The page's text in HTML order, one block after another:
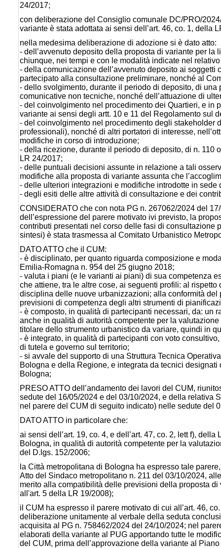
24/2017;
con deliberazione del Consiglio comunale DC/PRO/
variante è stata adottata ai sensi dell’art. 46, co. 1, della
nella medesima deliberazione di adozione si è dato atto:
- dell’avvenuto deposito della proposta di variante per
chiunque, nei tempi e con le modalità indicate nel
- della comunicazione dell’avvenuto deposito ai
partecipato alla consultazione preliminare, nonché al
- dello svolgimento, durante il periodo di deposito, di
comunicative non tecniche, nonché dell’attuazione di
- del coinvolgimento nel procedimento dei Quartieri, e in
variante ai sensi degli artt. 10 e 11 del Regolamento sul
- del coinvolgimento nel procedimento degli
professionali), nonché di altri portatori di interesse,
modifiche in corso di introduzione;
- della ricezione, durante il periodo di deposito, di n. 110
LR 24/2017;
- delle puntuali decisioni assunte in relazione a tali
modifiche alla proposta di variante assunta che
- delle ulteriori integrazioni e modifiche introdotte in sede
- degli esiti delle altre attività di consultazione e dei
CONSIDERATO che con nota PG n. 267062/2024 del
dell’espressione del parere motivato ivi previsto, la
contributi presentati nel corso delle fasi di
sintesi) è stata trasmessa al Comitato Urbanistico
DATO ATTO che il CUM:
- è disciplinato, per quanto riguarda composizione e
Emilia-Romagna n. 954 del 25 giugno 2018;
- valuta i piani (e le varianti ai piani) di sua competenza
che attiene, tra le altre cose, ai seguenti profili: al
disciplina delle nuove urbanizzazioni; alla conformità
previsioni di competenza degli altri strumenti di
- è composto, in qualità di partecipanti necessari, da: un
anche in qualità di autorità competente per la
titolare dello strumento urbanistico da variare, quindi in
- è integrato, in qualità di partecipanti con voto
di tutela e governo sul territorio;
- si avvale del supporto di una Struttura Tecnica
Bologna e della Regione, e integrata da tecnici
Bologna;
PRESO ATTO dell’andamento dei lavori del CUM,
sedute del 16/05/2024 e del 03/10/2024, e della relativa
nel parere del CUM di seguito indicato) nelle sedute del
DATO ATTO in particolare che:
ai sensi dell’art. 19, co. 4, e dell’art. 47, co. 2, lett f),
Bologna, in qualità di autorità competente per la
del D.lgs. 152/2006;
la Città metropolitana di Bologna ha espresso tale
Atto del Sindaco metropolitano n. 211 del 03/10/2024,
merito alla compatibilità delle previsioni della proposta
all'art. 5 della LR 19/2008);
il CUM ha espresso il parere motivato di cui all’art. 46,
deliberazione unitamente al verbale della seduta
acquisita al PG n. 758462/2024 del 24/10/2024; nel
elaborati della variante al PUG apportando tutte le
del CUM, prima dell’approvazione della variante al